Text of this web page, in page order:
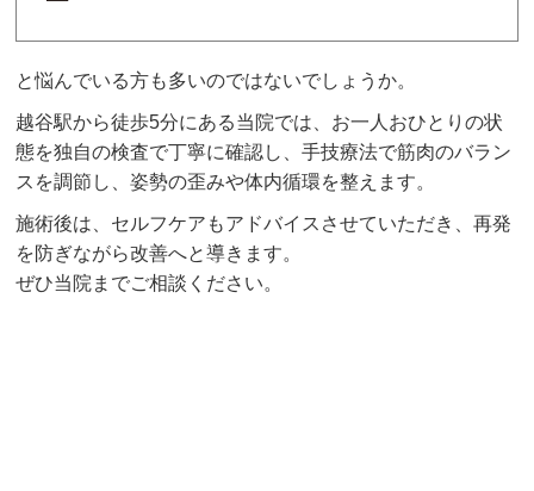
と悩んでいる方も多いのではないでしょうか。
越谷駅から徒歩5分にある当院では、お一人おひとりの状
態を独自の検査で丁寧に確認し、手技療法で筋肉のバラン
スを調節し、姿勢の歪みや体内循環を整えます。
施術後は、セルフケアもアドバイスさせていただき、再発
を防ぎながら改善へと導きます。
ぜひ当院までご相談ください。